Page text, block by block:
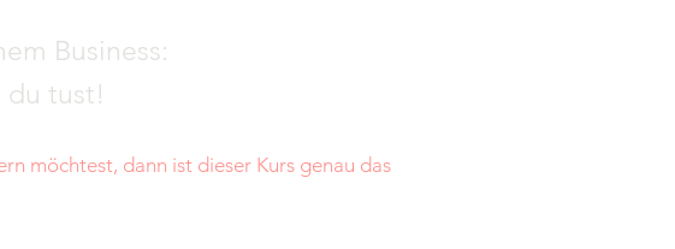
Business:
du tust!
möchtest, dann ist dieser Kurs genau das